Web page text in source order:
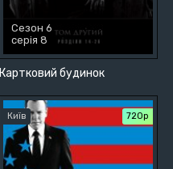
Картковий будинок
Сезон 6
серія 8
Київ 720р